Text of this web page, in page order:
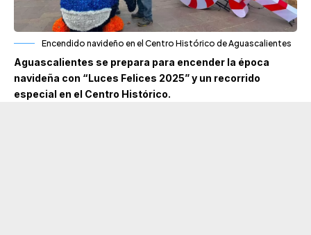
Encendido navideño en el Centro Histórico de Aguascalientes
Aguascalientes se prepara para encender la época
navideña con “Luces Felices 2025” y un recorrido
especial en el Centro Histórico.